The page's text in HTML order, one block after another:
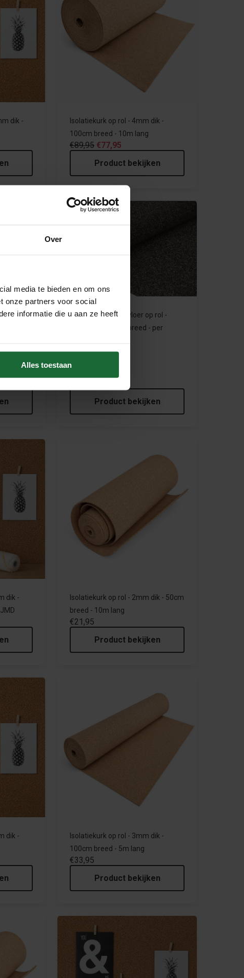
Over
media te bieden en om ons
onze partners voor social
informatie die u aan ze heeft
Alles toestaan
dik -
Isolatiekurk op rol - 4mm dik -
100cm breed - 10m lang
€89,95 €77,95
Product bekijken
Rubberkurk ondervloer op rol -
3mm dik - 100cm breed - per
€8,95
Product bekijken
dik -
Isolatiekurk op rol - 2mm dik - 50cm
breed - 10m lang
€21,95
Product bekijken
dik -
Isolatiekurk op rol - 3mm dik -
100cm breed - 5m lang
€33,95
Product bekijken